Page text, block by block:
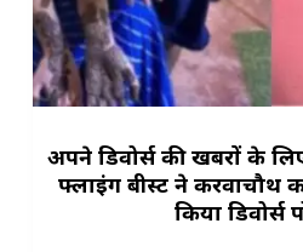
अपने डिवोर्स की खबरों के
फ्लाइंग बीस्ट ने करवाचौथ
किया डिवोर्स